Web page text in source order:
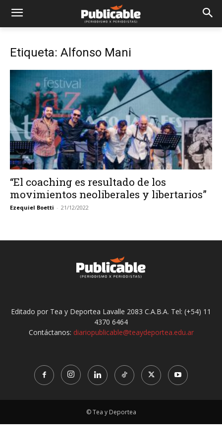
Etiqueta: Alfonso Mani
“El coaching es resultado de los
movimientos neoliberales y libertarios”
Ezequiel Boetti - 21/12/2022
Editado por Tea y Deportea Lavalle 2083 C.A.B.A. Tel: (+54) 11
4370 6464
Contáctanos: diariopublicable@teaydeportea.edu.ar
© Tea y Deportea